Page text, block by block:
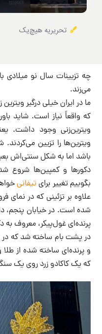
تحریریه هیچ‌یک
چه تزیینات سال نو میلادی
می‌زند.
ما در ایران خیلی درگیر
که واقعاً نیاز است. شاید
ویترین‌زنی وجود داشت.
ویترین‌ها را تزیین
باشد اما به شکل سنتی‌اش
دکورها و کمپین‌ها شروع
بگوییم تغییر برایتیفانی
شده است. در خیابان پنجم،
و پرنده‌ای ساخته شده از طلا
که یک کاکادو زرد روی یک